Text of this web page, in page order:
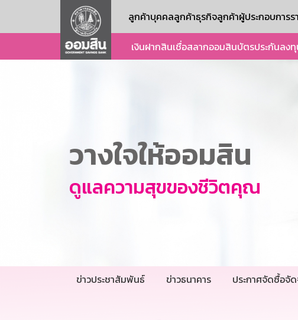
ลูกค้าบุคคลลูกค้าธุรกิจลูกค้าผู้ประกอบการ
เงินฝากสินเชื่อสลากออมสินบัตรประกันลง
วางใจให้ออมสิน
ดูแลความสุขของชีวิตคุณ
ข่าวประชาสัมพันธ์ ข่าวธนาคาร ประกาศจัดซื้อจั